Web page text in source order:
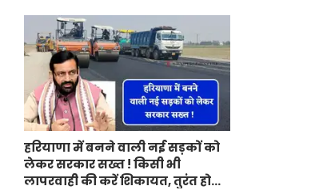
हरियाणा में बनने वाली नई सड़कों को
लेकर सरकार सख्त ! किसी भी
लापरवाही की करें शिकायत, तुरंत होगी